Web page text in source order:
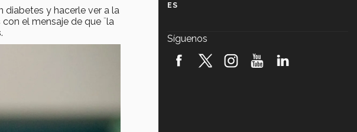
diabetes y hacerle ver a la
el mensaje de que ¨la
.
robótica FIRST 2026! (video)
ES
Síguenos